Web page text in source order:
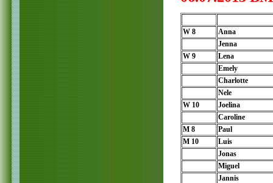
W 8
Anna
Jenna
W 9
Lena
Emely
Charlotte
Nele
W 10
Joelina
Caroline
M 8
Paul
M 10
Luis
Jonas
Miguel
Jannis